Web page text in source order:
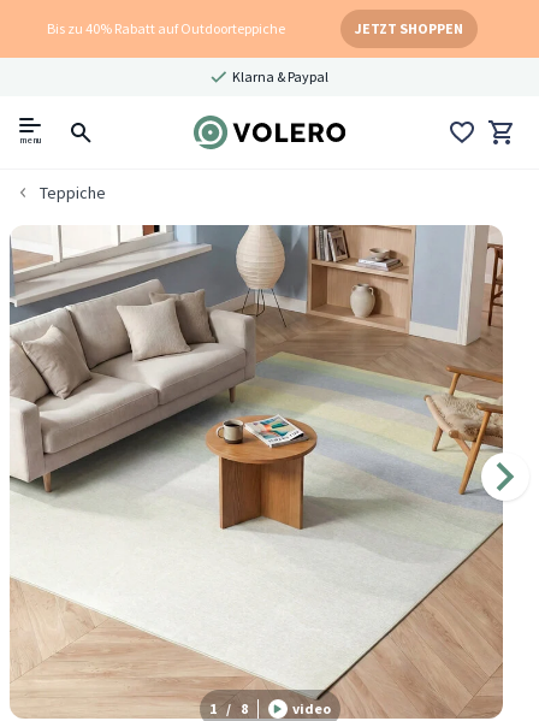
Bis zu 40% Rabatt auf Outdoorteppiche JETZT SHOPPEN
Klarna & Paypal
menu
Teppiche
1 / 8 video